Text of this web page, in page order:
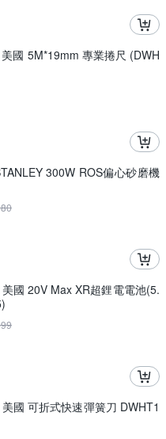
國 5M*19mm 專業捲尺 (DWH
300W ROS偏心砂磨機
國 20V Max XR超鋰電電池(5.
國 可折式快速彈簧刀 DWHT1